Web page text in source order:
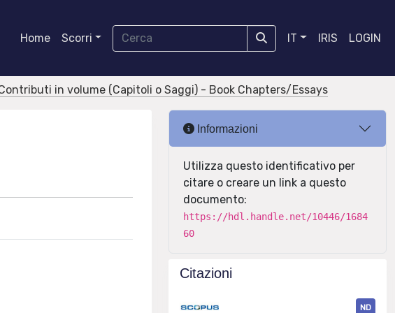
Home Scorri IT IRIS LOGIN
in volume (Capitoli o Saggi) - Book Chapters/Essays
Informazioni
Utilizza questo identificativo per
citare o creare un link a questo
documento:
https://hdl.handle.net/10446/1684
60
Citazioni
ND